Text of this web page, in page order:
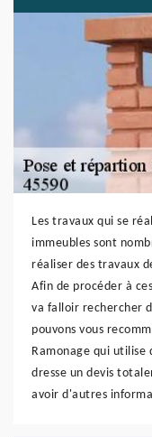
Les travaux qui se
immeubles sont
réaliser des travaux
Afin de procéder à
va falloir rechercher
pouvons vous
Ramonage qui utilise
dresse un devis
avoir d'autres